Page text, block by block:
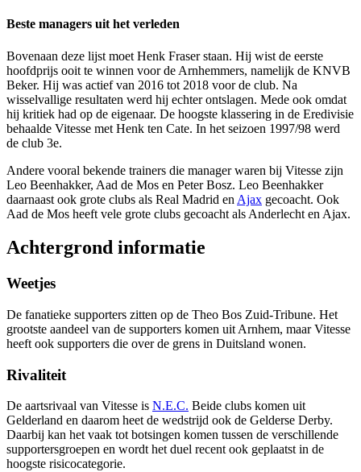
Beste managers uit het verleden
Bovenaan deze lijst moet Henk Fraser staan. Hij wist de eerste
hoofdprijs ooit te winnen voor de Arnhemmers, namelijk de KNVB
Beker. Hij was actief van 2016 tot 2018 voor de club. Na
wisselvallige resultaten werd hij echter ontslagen. Mede ook omdat
hij kritiek had op de eigenaar. De hoogste klassering in de Eredivisie
behaalde Vitesse met Henk ten Cate. In het seizoen 1997/98 werd
de club 3e.
Andere vooral bekende trainers die manager waren bij Vitesse zijn
Leo Beenhakker, Aad de Mos en Peter Bosz. Leo Beenhakker
daarnaast ook grote clubs als Real Madrid en Ajax gecoacht. Ook
Aad de Mos heeft vele grote clubs gecoacht als Anderlecht en Ajax.
Achtergrond informatie
Weetjes
De fanatieke supporters zitten op de Theo Bos Zuid-Tribune. Het
grootste aandeel van de supporters komen uit Arnhem, maar Vitesse
heeft ook supporters die over de grens in Duitsland wonen.
Rivaliteit
De aartsrivaal van Vitesse is N.E.C. Beide clubs komen uit
Gelderland en daarom heet de wedstrijd ook de Gelderse Derby.
Daarbij kan het vaak tot botsingen komen tussen de verschillende
supportersgroepen en wordt het duel recent ook geplaatst in de
hoogste risicocategorie.